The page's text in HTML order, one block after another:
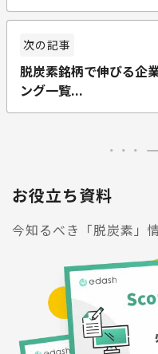
脱炭素銘柄で伸びる企
ング一覧...
お役立ち資料
今知るべき「脱炭素」